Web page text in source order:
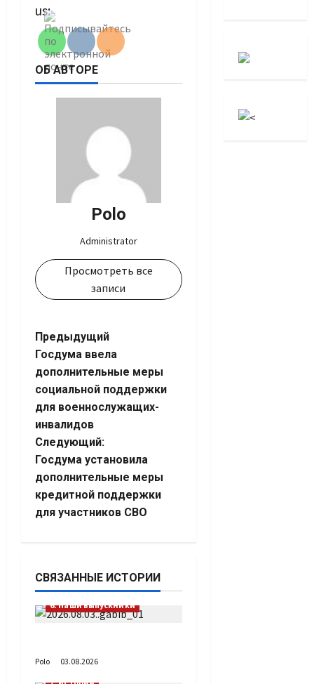
us:
ОБ АВТОРЕ
Polo
Administrator
Просмотреть все
записи
Навигация
записи
Предыдущий
Госдума ввела
дополнительные меры
социальной поддержки
для военнослужащих-
инвалидов
Следующий:
Госдума установила
дополнительные меры
кредитной поддержки
для участников СВО
СВЯЗАННЫЕ ИСТОРИИ
6. Наши выпускники
Polo
03.08.2026